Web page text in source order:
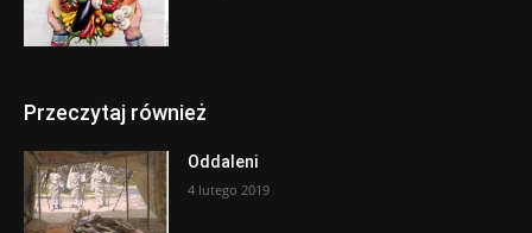
Przeczytaj również
Oddaleni
4 lutego 2019